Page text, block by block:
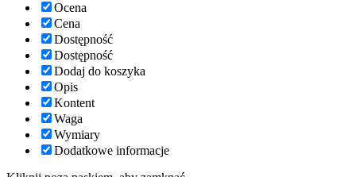
Ocena
Cena
Dostępność
Dostępność
Dodaj do koszyka
Opis
Kontent
Waga
Wymiary
Dodatkowe informacje